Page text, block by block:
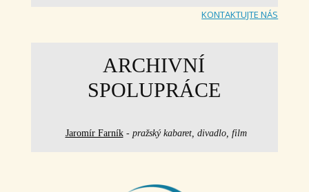
KONTAKTUJTE NÁS
ARCHIVNÍ
SPOLUPRÁCE
Jaromír Farník - pražský kabaret, divadlo, film